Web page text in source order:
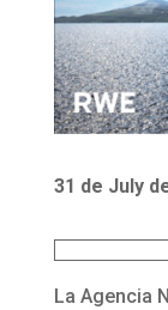
31 de July
La Agencia